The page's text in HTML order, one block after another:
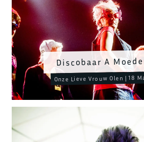
Discobaar A
Onze Lieve Vrouw Olen | 18